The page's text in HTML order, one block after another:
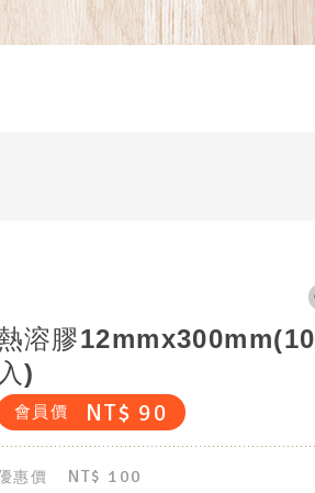
溶膠12mmx300mm(10
入)
會員價 NT$ 90
惠價 NT$ 100